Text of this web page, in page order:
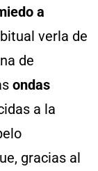
a
verla de
de
ondas
a la
gracias al